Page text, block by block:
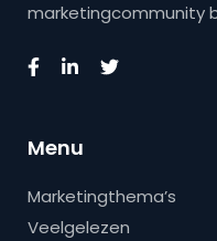
marketingcommunity
Menu
Marketingthema’s
Veelgelezen